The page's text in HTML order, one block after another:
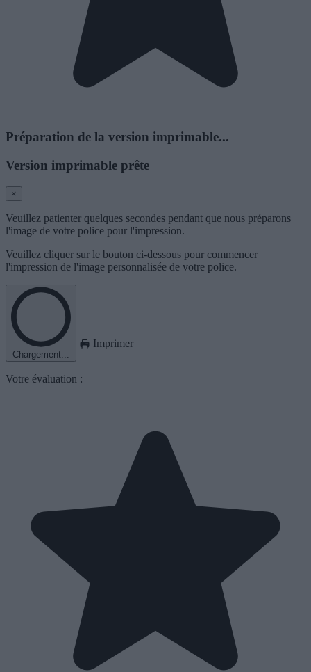
Préparation de la version imprimable...
Version imprimable prête
×
Veuillez patienter quelques secondes pendant que nous préparons
l'image de votre police pour l'impression.
Veuillez cliquer sur le bouton ci-dessous pour commencer
l'impression de l'image personnalisée de votre police.
Chargement...
Imprimer
Votre évaluation :